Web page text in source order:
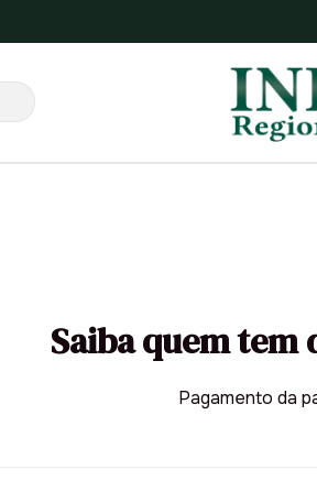
Saiba quem tem
Pagamento da